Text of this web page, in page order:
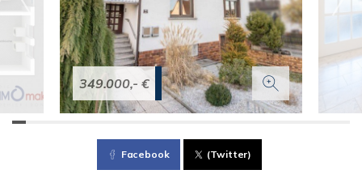
349.000,- €
Facebook (Twitter)